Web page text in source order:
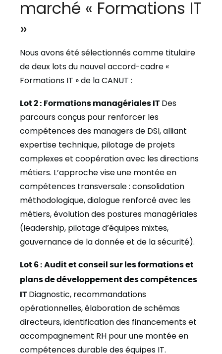
marché « Formations IT
»
Nous avons été sélectionnés comme titulaire
de deux lots du nouvel accord-cadre «
Formations IT » de la CANUT :
Lot 2 : Formations managériales IT Des
parcours conçus pour renforcer les
compétences des managers de DSI, alliant
expertise technique, pilotage de projets
complexes et coopération avec les directions
métiers. L’approche vise une montée en
compétences transversale : consolidation
méthodologique, dialogue renforcé avec les
métiers, évolution des postures managériales
(leadership, pilotage d’équipes mixtes,
gouvernance de la donnée et de la sécurité).
Lot 6 : Audit et conseil sur les formations et
plans de développement des compétences
IT Diagnostic, recommandations
opérationnelles, élaboration de schémas
directeurs, identification des financements et
accompagnement RH pour une montée en
compétences durable des équipes IT.